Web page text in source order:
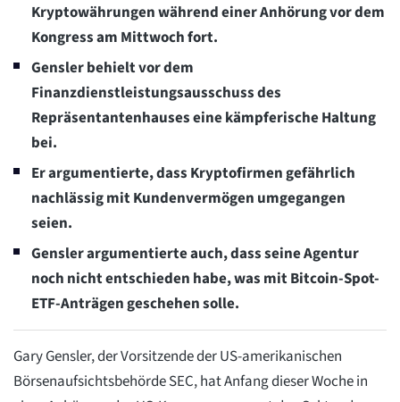
Kryptowährungen während einer Anhörung vor dem
Kongress am Mittwoch fort.
Gensler behielt vor dem
Finanzdienstleistungsausschuss des
Repräsentantenhauses eine kämpferische Haltung
bei.
Er argumentierte, dass Kryptofirmen gefährlich
nachlässig mit Kundenvermögen umgegangen
seien.
Gensler argumentierte auch, dass seine Agentur
noch nicht entschieden habe, was mit Bitcoin-Spot-
ETF-Anträgen geschehen solle.
Gary Gensler, der Vorsitzende der US-amerikanischen
Börsenaufsichtsbehörde SEC, hat Anfang dieser Woche in